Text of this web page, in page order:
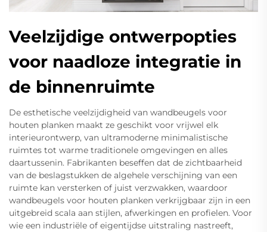
Veelzijdige ontwerpopties
voor naadloze integratie in
de binnenruimte
De esthetische veelzijdigheid van wandbeugels voor
houten planken maakt ze geschikt voor vrijwel elk
interieurontwerp, van ultramoderne minimalistische
ruimtes tot warme traditionele omgevingen en alles
daartussenin. Fabrikanten beseffen dat de zichtbaarheid
van de beslagstukken de algehele verschijning van een
ruimte kan versterken of juist verzwakken, waardoor
wandbeugels voor houten planken verkrijgbaar zijn in een
uitgebreid scala aan stijlen, afwerkingen en profielen. Voor
wie een industriële of eigentijdse uitstraling nastreeft,